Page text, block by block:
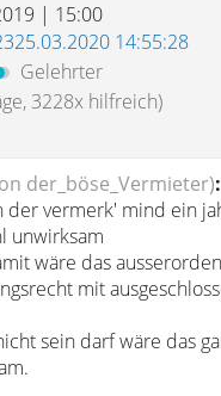
| 15:00
14:55:28
Gelehrter
3228x hilfreich)
der_böse_Vermieter):
der vermerk' mind ein
unwirksam
wäre das
mit
sein darf wäre das